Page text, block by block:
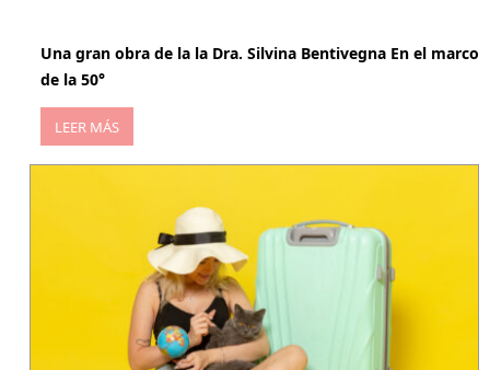
Una gran obra de la la Dra. Silvina Bentivegna En el marco
de la 50°
LEER MÁS